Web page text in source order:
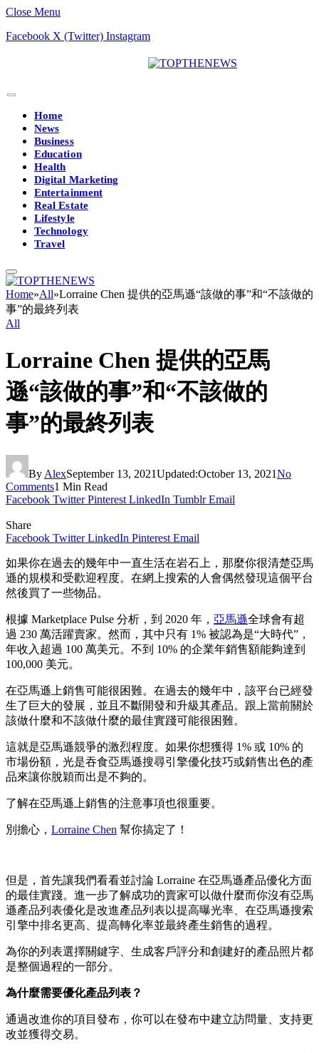
Close Menu
Facebook X (Twitter) Instagram
Home
News
Business
Education
Health
Digital Marketing
Entertainment
Real Estate
Lifestyle
Technology
Travel
Home»All»Lorraine Chen 提供的亞馬遜“該做的事”和“不該做的
事”的最終列表
All
Lorraine Chen 提供的亞馬
遜“該做的事”和“不該做的
事”的最終列表
By AlexSeptember 13, 2021Updated:October 13, 2021No
Comments1 Min Read
Facebook Twitter Pinterest LinkedIn Tumblr Email
Share
Facebook Twitter LinkedIn Pinterest Email
如果你在過去的幾年中一直生活在岩石上，那麼你很清楚亞馬
遜的規模和受歡迎程度。在網上搜索的人會偶然發現這個平台
然後買了一些物品。
根據 Marketplace Pulse 分析，到 2020 年， 亞馬遜全球會有超
過 230 萬活躍賣家。然而，其中只有 1% 被認為是“大時代”，
年收入超過 100 萬美元。不到 10% 的企業年銷售額能夠達到
100,000 美元。
在亞馬遜上銷售可能很困難。在過去的幾年中，該平台已經發
生了巨大的發展，並且不斷開發和升級其產品。 跟上當前關於
該做什麼和不該做什麼的最佳實踐可能很困難。
這就是亞馬遜競爭的激烈程度。如果你想獲得 1% 或 10% 的
市場份額，光是吞食亞馬遜搜尋引擎優化技巧或銷售出色的產
品來讓你脫穎而出是不夠的。
了解在亞馬遜上銷售的注意事項也很重要。
別擔心， Lorraine Chen 幫你搞定了！
但是，首先讓我們看看並討論 Lorraine 在亞馬遜產品優化方面
的最佳實踐。進一步了解成功的賣家可以做什麼而你沒有亞馬
遜產品列表優化是改進產品列表以提高曝光率、在亞馬遜搜索
引擎中排名更高、提高轉化率並最終產生銷售的過程。
為你的列表選擇關鍵字、生成客戶評分和創建好的產品照片都
是整個過程的一部分。
為什麼需要優化產品列表？
通過改進你的項目發布，你可以在發布中建立訪問量、支持更
改並獲得交易。